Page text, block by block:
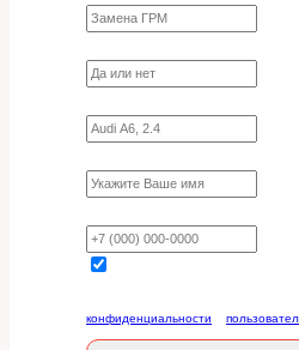
конфиденциальности